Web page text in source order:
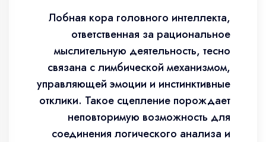
Лобная кора головного интеллекта,
ответственная за рациональное
мыслительную деятельность, тесно
связана с лимбической механизмом,
управляющей эмоции и инстинктивные
отклики. Такое сцепление порождает
неповторимую возможность для
соединения логического анализа и